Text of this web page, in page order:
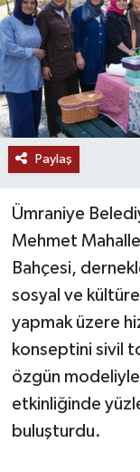
Paylaş
Ümraniye
Mehmet
Bahçesi,
sosyal ve
yapmak üzere
konseptini sivil
özgün
etkinliğinde
buluşturdu.
SOSYAL
SPOR
TEKNOLOJİ
YAŞAM